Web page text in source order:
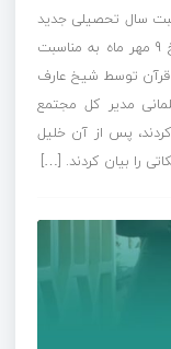
سال تحصیلی جدید
1403 به گزارش روابط عمومی جلسه ای در تاریخ 9 مهر ماه به مناسبت
قرآن توسط شیخ عارف
مدیر کل مجتمع
پس از آن خلیل
را بیان کردند. […]